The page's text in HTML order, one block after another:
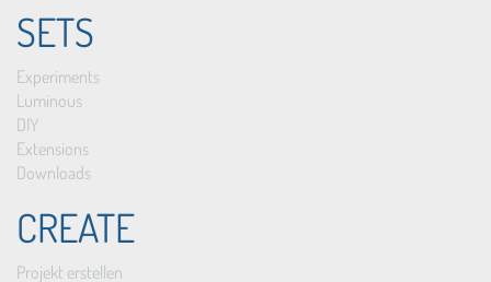
SETS
Experiments
Luminous
DIY
Extensions
Downloads
CREATE
Projekt erstellen